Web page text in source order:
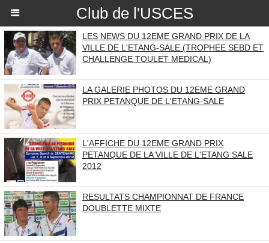
Club de l'USCES
LES NEWS DU 12EME GRAND PRIX DE LA
VILLE DE L'ETANG-SALE (TROPHEE SEBD ET
CHALLENGE TOULET MEDICAL)
LA GALERIE PHOTOS DU 12EME GRAND
PRIX PETANQUE DE L'ETANG-SALE
L'AFFICHE DU 12EME GRAND PRIX
PETANQUE DE LA VILLE DE L'ETANG SALE
2012
RESULTATS CHAMPIONNAT DE FRANCE
DOUBLETTE MIXTE